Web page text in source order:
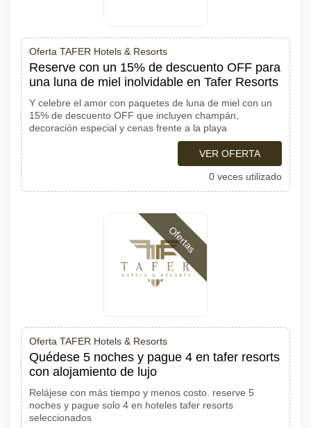
Oferta TAFER Hotels & Resorts
Reserve con un 15% de descuento OFF para
una luna de miel inolvidable en Tafer Resorts
Y celebre el amor con paquetes de luna de miel con un
15% de descuento OFF que incluyen champán,
decoración especial y cenas frente a la playa
VER OFERTA
0 veces utilizado
Ofertas
Oferta TAFER Hotels & Resorts
Quédese 5 noches y pague 4 en tafer resorts
con alojamiento de lujo
Relájese con más tiempo y menos costo. reserve 5
noches y pague solo 4 en hoteles tafer resorts
seleccionados